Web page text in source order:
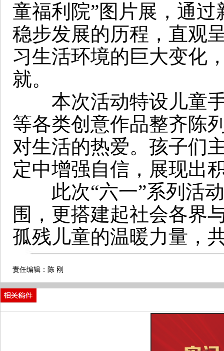
童福利院”图片展，通
稳步发展的历程，直观
习生活环境的巨大变化
就。
本次活动特设儿童手
等各类创意作品整齐陈
对生活的热爱。孩子们
定中增强自信，展现出
此次“六一”系列活动
围，更搭建起社会各界
孤残儿童的温暖力量，
责任编辑：陈 刚